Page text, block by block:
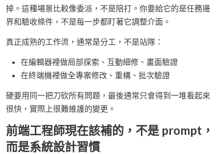
掉。這種場景比較像委派，不是陪打。你要給它的是任務邊
界和驗收條件，不是每一步都盯著它調整介面。
真正成熟的工作流，通常是分工，不是站隊：
在編輯器裡做局部探索、互動細修、畫面驗證
在終端機裡做全專案修改、重構、批次驗證
硬要用同一把刀砍所有問題，最後通常只會得到一堆看起來
很快，實際上很難維護的變更。
前端工程師現在該補的，不是 prompt，
而是系統設計習慣